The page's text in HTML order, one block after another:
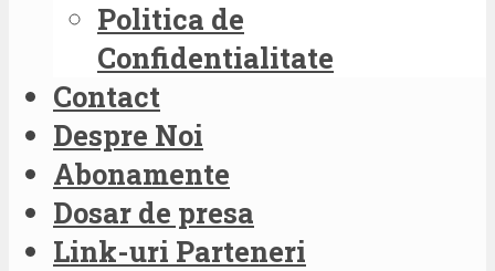
Politica de
Confidentialitate
Contact
Despre Noi
Abonamente
Dosar de presa
Link-uri Parteneri